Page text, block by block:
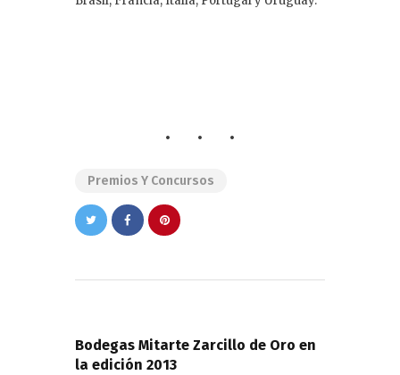
Premios Y Concursos
entradas
Bodegas Mitarte Zarcillo de Oro en
la edición 2013